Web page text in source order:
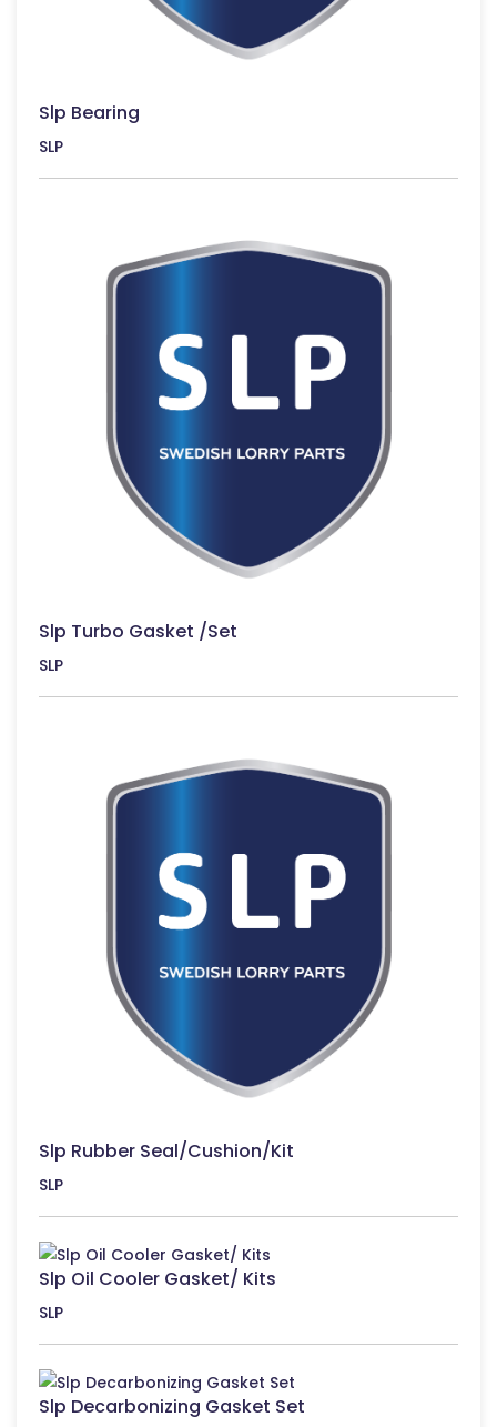
Slp Bearing
SLP
Slp Turbo Gasket /Set
SLP
Slp Rubber Seal/Cushion/Kit
SLP
Slp Oil Cooler Gasket/ Kits
SLP
Slp Decarbonizing Gasket Set